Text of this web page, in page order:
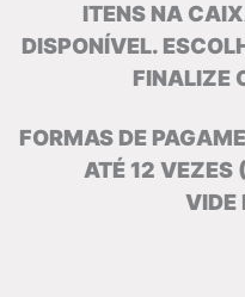
ITENS NA
DISPONÍVEL.
FINALIZE
FORMAS DE
ATÉ 12 VEZES
VIDE